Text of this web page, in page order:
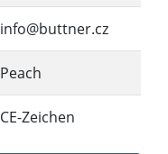
info@buttner.cz
Peach
CE-Zeichen